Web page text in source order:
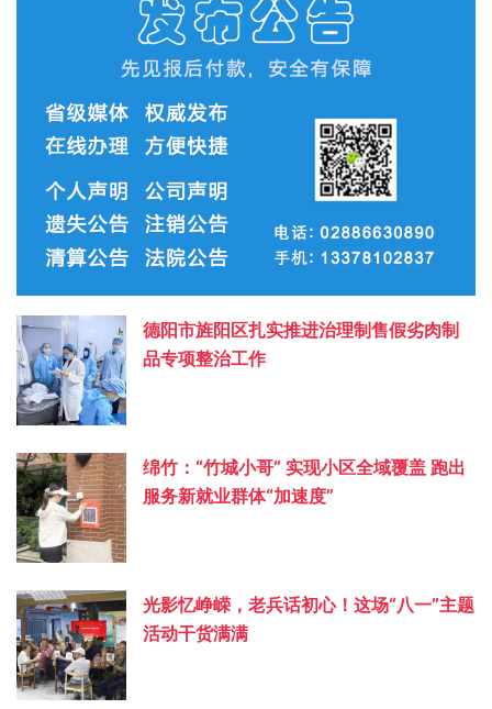
德阳市旌阳区扎实推进治理制售假劣肉制
品专项整治工作
绵竹：“竹城小哥” 实现小区全域覆盖 跑出
服务新就业群体“加速度”
光影忆峥嵘，老兵话初心！这场“八一”主题
活动干货满满